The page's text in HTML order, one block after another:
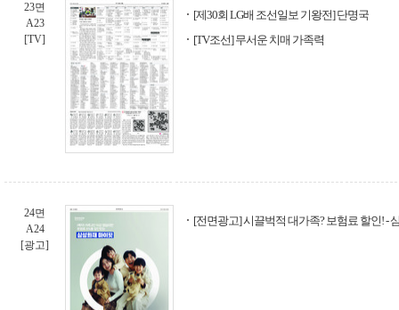
23면
A23
[TV]
[제30회 LG배 조선일보 기왕전] 단명국
[TV조선] 무서운 치매 가족력
24면
A24
[광고]
[전면광고] 시끌벅적 대가족? 보험료 할인! -